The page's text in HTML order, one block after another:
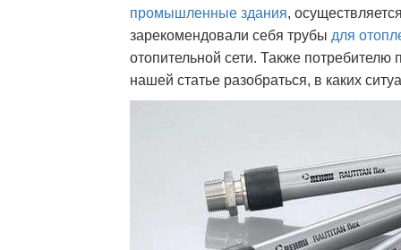
промышленные здания,
зарекомендовали себя трубы для
отопительной сети. Также
нашей статье разобраться, в каких